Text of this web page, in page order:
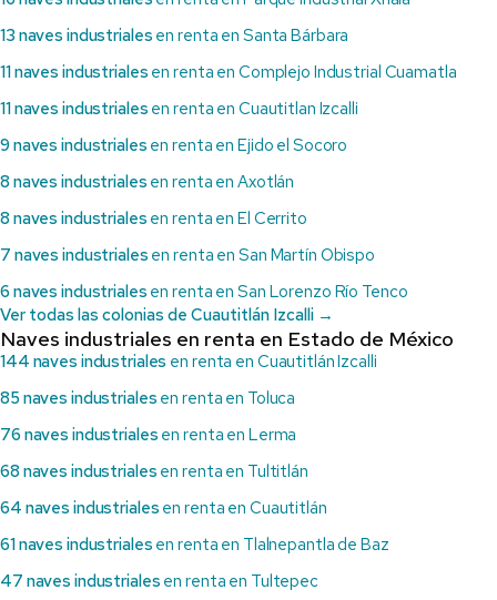
13 naves industriales en renta en Santa Bárbara
11 naves industriales en renta en Complejo Industrial Cuamatla
11 naves industriales en renta en Cuautitlan Izcalli
9 naves industriales en renta en Ejido el Socoro
8 naves industriales en renta en Axotlán
8 naves industriales en renta en El Cerrito
7 naves industriales en renta en San Martín Obispo
6 naves industriales en renta en San Lorenzo Río Tenco
Ver todas las colonias de Cuautitlán Izcalli →
Naves industriales en renta en Estado de México
144 naves industriales en renta en Cuautitlán Izcalli
85 naves industriales en renta en Toluca
76 naves industriales en renta en Lerma
68 naves industriales en renta en Tultitlán
64 naves industriales en renta en Cuautitlán
61 naves industriales en renta en Tlalnepantla de Baz
47 naves industriales en renta en Tultepec